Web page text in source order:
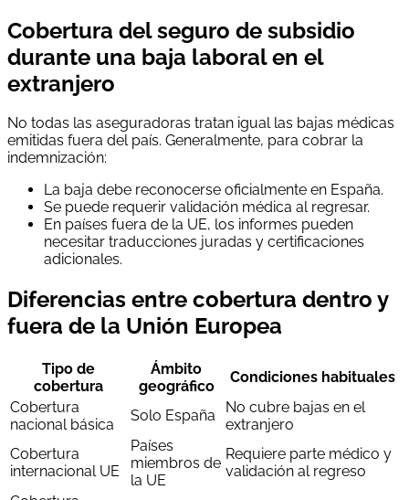
Cobertura del seguro de subsidio
durante una baja laboral en el
extranjero
No todas las aseguradoras tratan igual las bajas médicas
emitidas fuera del país. Generalmente, para cobrar la
indemnización:
La baja debe reconocerse oficialmente en España.
Se puede requerir validación médica al regresar.
En países fuera de la UE, los informes pueden
necesitar traducciones juradas y certificaciones
adicionales.
Diferencias entre cobertura dentro y
fuera de la Unión Europea
Tipo de
cobertura
Ámbito
geográfico
Condiciones habituales
Cobertura
nacional básica
Solo España
No cubre bajas en el
extranjero
Cobertura
internacional UE
Países
miembros de
la UE
Requiere parte médico y
validación al regreso